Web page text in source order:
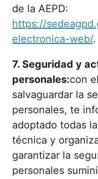
de la AEPD:
https://
electronica-web/.
7. Seguridad y
personales:con
salvaguardar la
personales, te
adoptado todas
técnica y
garantizar la
personales